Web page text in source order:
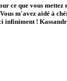
ce que vous
m'avez aidé à
infiniment !